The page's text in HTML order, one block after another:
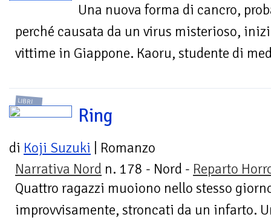
Una nuova forma di cancro,
perché causata da un virus misterioso,
vittime in Giappone. Kaoru, studente di
LIBRI
Ring
di Koji Suzuki | Romanzo
Narrativa Nord n. 178 - Nord - Reparto
Quattro ragazzi muoiono nello stesso
improvvisamente, stroncati da un infarto.